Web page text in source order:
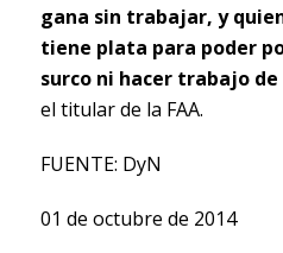
gana sin trabajar, y
tiene plata para poder
surco ni hacer trabajo
el titular de la FAA.
FUENTE: DyN
01 de octubre de 2014